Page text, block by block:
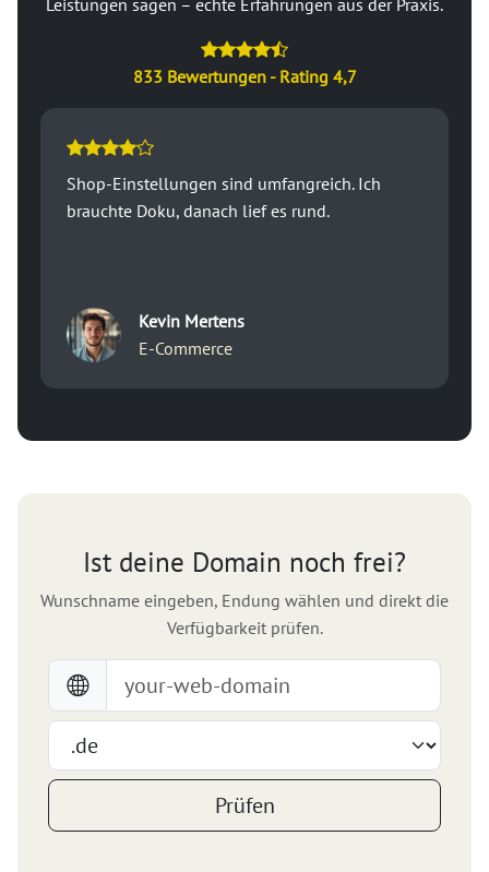
Leistungen sagen – echte Erfahrungen aus der Praxis.
833 Bewertungen - Rating 4,7
Shop-Einstellungen sind umfangreich. Ich
brauchte Doku, danach lief es rund.
Kevin Mertens
E-Commerce
Ist deine Domain noch frei?
Wunschname eingeben, Endung wählen und direkt die
Verfügbarkeit prüfen.
Prüfen